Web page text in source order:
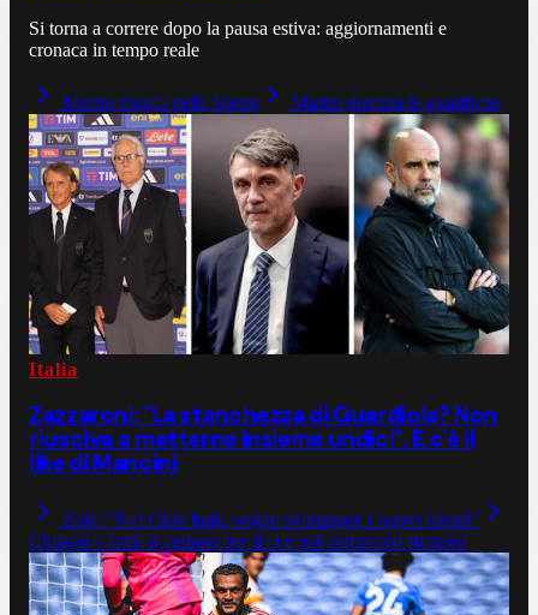
Si torna a correre dopo la pausa estiva: aggiornamenti e
cronaca in tempo reale
Martin trionfa nella Sprint Martin domina le qualifiche
Italia
Zazzaroni: "La stanchezza di Guardiola? Non
riusciva a metterne insieme undici". E c'è il
like di Mancini
Zola: "Nel Club Italia voglio sviluppare i nuovi talenti"
Chiagni e fotti: si agitano per il ct e poi comprano stranieri